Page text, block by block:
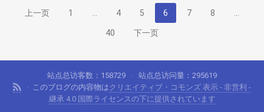
上一页 1 … 4 5 6 7 8
…
40
下一页
站点总访客数： 158729 站点总访问量： 295619
このブログの内容物はクリエイティブ・コモンズ 表示 - 非営利 -
継承 4.0 国際ライセンスの下に提供されています